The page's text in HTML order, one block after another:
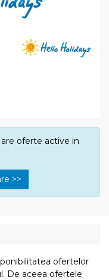
oferte active in
>>
ofertelor
De aceea ofertele